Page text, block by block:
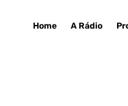
Home A Rádio